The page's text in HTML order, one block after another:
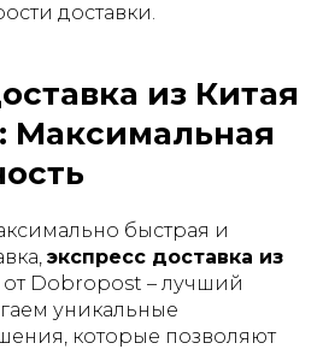
доставки.
из Китая
Максимальная
быстрая и
экспресс доставка из
от Dobropost – лучший
уникальные
которые позволяют